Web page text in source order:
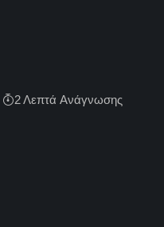
2 Λεπτά Aνάγνωσης